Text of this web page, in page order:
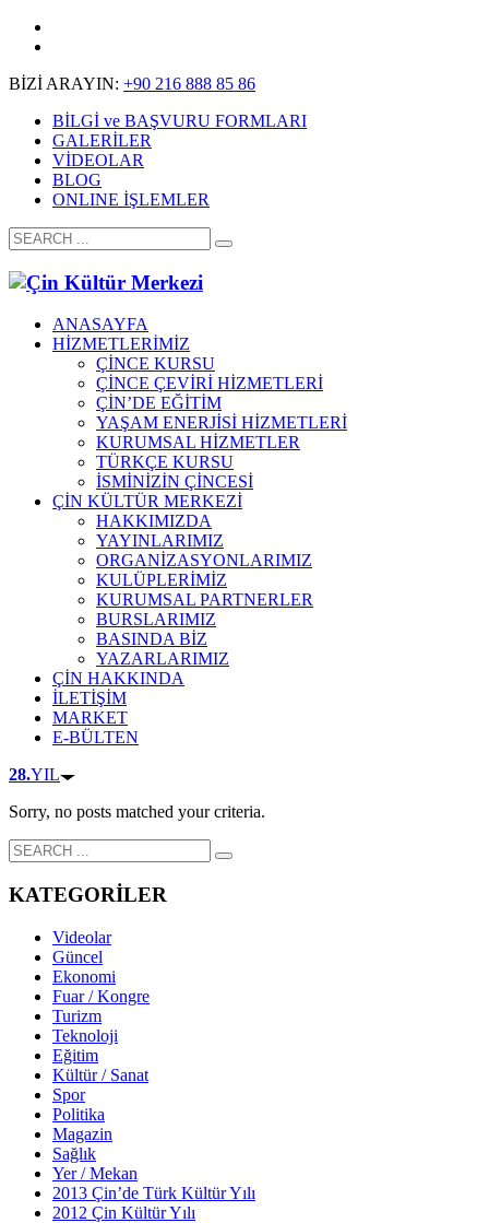
BİZİ ARAYIN: +90 216 888 85 86
BİLGİ ve BAŞVURU FORMLARI
GALERİLER
VİDEOLAR
BLOG
ONLINE İŞLEMLER
ANASAYFA
HİZMETLERİMİZ
ÇİNCE KURSU
ÇİNCE ÇEVİRİ HİZMETLERİ
ÇİN’DE EĞİTİM
YAŞAM ENERJİSİ HİZMETLERİ
KURUMSAL HİZMETLER
TÜRKÇE KURSU
İSMİNİZİN ÇİNCESİ
ÇİN KÜLTÜR MERKEZİ
HAKKIMIZDA
YAYINLARIMIZ
ORGANİZASYONLARIMIZ
KULÜPLERİMİZ
KURUMSAL PARTNERLER
BURSLARIMIZ
BASINDA BİZ
YAZARLARIMIZ
ÇİN HAKKINDA
İLETİŞİM
MARKET
E-BÜLTEN
28.YIL
Sorry, no posts matched your criteria.
KATEGORİLER
Videolar
Güncel
Ekonomi
Fuar / Kongre
Turizm
Teknoloji
Eğitim
Kültür / Sanat
Spor
Politika
Magazin
Sağlık
Yer / Mekan
2013 Çin’de Türk Kültür Yılı
2012 Çin Kültür Yılı